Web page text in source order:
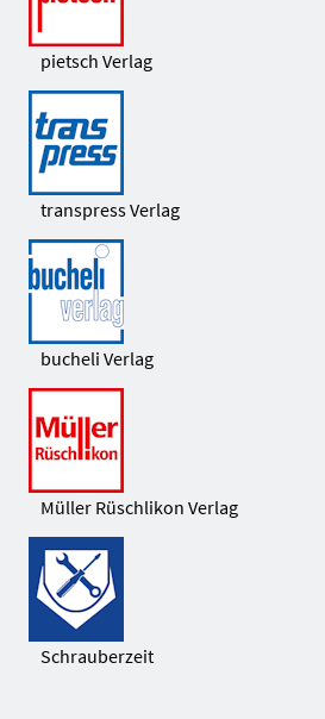
pietsch Verlag
transpress Verlag
bucheli Verlag
Müller Rüschlikon Verlag
Schrauberzeit